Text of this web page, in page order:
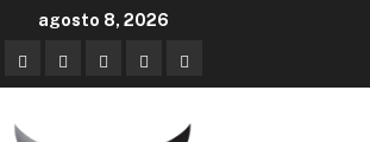
agosto 8, 2026